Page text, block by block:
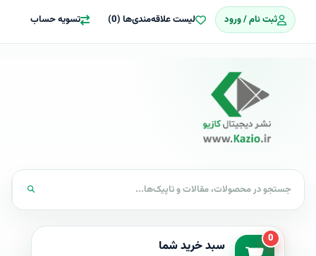
ثبت نام / ورود لیست علاقه‌مندی‌ها (0) تسویه حساب
0 سبد خرید شما